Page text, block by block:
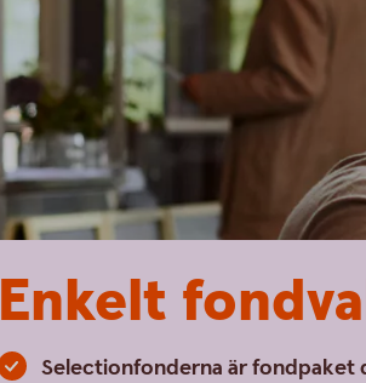
Enkelt
Selectionfonderna är fondpaket